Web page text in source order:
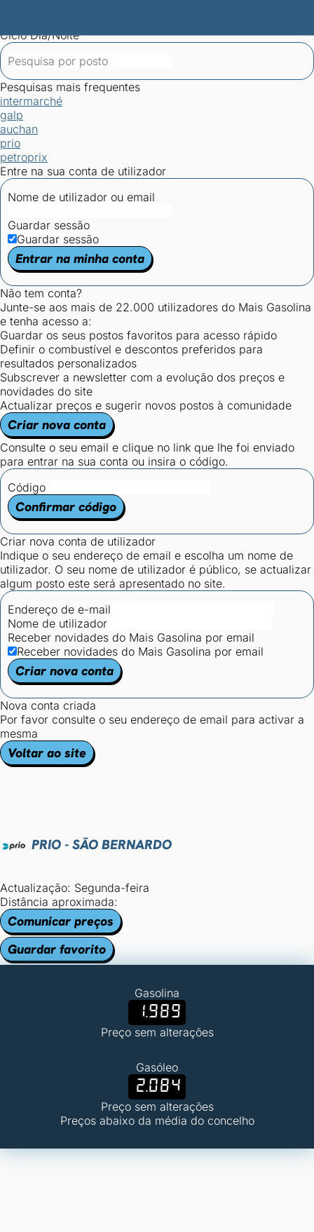
Ciclo Dia/Noite
Pesquisas mais frequentes
intermarché
galp
auchan
prio
petroprix
Entre na sua conta de utilizador
Nome de utilizador ou email
Guardar sessão
Guardar sessão
Entrar na minha conta
Não tem conta?
Junte-se aos mais de 22.000 utilizadores do Mais Gasolina
e tenha acesso a:
Guardar os seus postos favoritos para acesso rápido
Definir o combustível e descontos preferidos para
resultados personalizados
Subscrever a newsletter com a evolução dos preços e
novidades do site
Actualizar preços e sugerir novos postos à comunidade
Criar nova conta
Consulte o seu email e clique no link que lhe foi enviado
para entrar na sua conta ou insira o código.
Código
Confirmar código
Criar nova conta de utilizador
Indique o seu endereço de email e escolha um nome de
utilizador. O seu nome de utilizador é público, se actualizar
algum posto este será apresentado no site.
Endereço de e-mail
Nome de utilizador
Receber novidades do Mais Gasolina por email
Receber novidades do Mais Gasolina por email
Criar nova conta
Nova conta criada
Por favor consulte o seu endereço de email para activar a
mesma
Voltar ao site
PRIO - SÃO BERNARDO
Actualização: Segunda-feira
Distância aproximada:
Comunicar preços
Guardar favorito
Gasolina
1.989
Preço sem alterações
Gasóleo
2.084
Preço sem alterações
Preços abaixo da média do concelho